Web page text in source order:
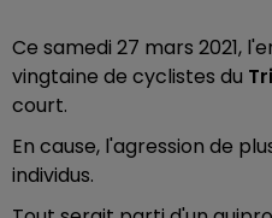
Ce samedi 27 mars 2021,
vingtaine de cyclistes du
court.
En cause, l'agression de
individus.